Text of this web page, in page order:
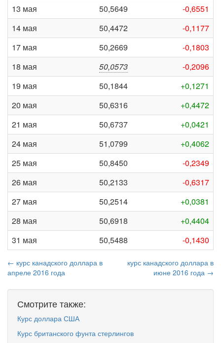
13 мая
50,5649
-0,6551
14 мая
50,4472
-0,1177
17 мая
50,2669
-0,1803
18 мая
50,0573
-0,2096
19 мая
50,1844
+0,1271
20 мая
50,6316
+0,4472
21 мая
50,6737
+0,0421
24 мая
51,0799
+0,4062
25 мая
50,8450
-0,2349
26 мая
50,2133
-0,6317
27 мая
50,2514
+0,0381
28 мая
50,6918
+0,4404
31 мая
50,5488 -0,1430
← курс канадского доллара в
апреле 2016 года
курс канадского доллара в
июне 2016 года →
Смотрите также:
Курс доллара США
Курс британского фунта стерлингов